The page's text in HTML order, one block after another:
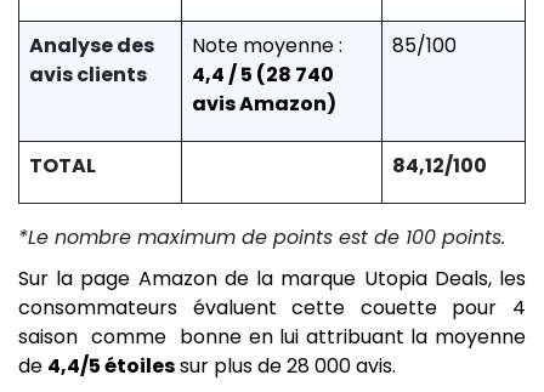
Analyse des
avis clients
Note moyenne :
4,4 / 5 (28 740
avis Amazon)
85/100
TOTAL 84,12/100
*Le nombre maximum de points est de 100 points.
Sur la page Amazon de la marque Utopia Deals, les
consommateurs évaluent cette couette pour 4
saison comme bonne en lui attribuant la moyenne
de 4,4/5 étoilessur plus de 28 000 avis.